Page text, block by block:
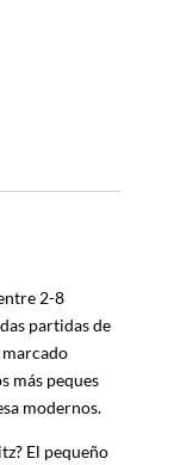
2-8
partidas de
marcado
más peques
modernos.
El pequeño